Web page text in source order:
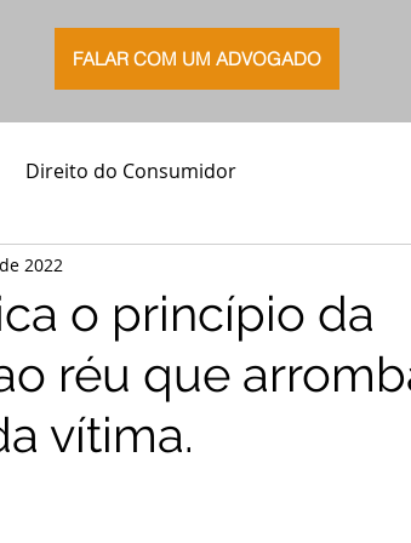
FALAR COM UM ADVOGADO
Direito do Consumidor
o princípio da
réu que
vítima.
2022